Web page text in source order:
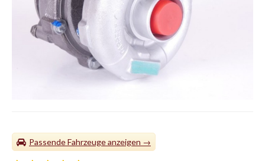
Passende Fahrzeuge